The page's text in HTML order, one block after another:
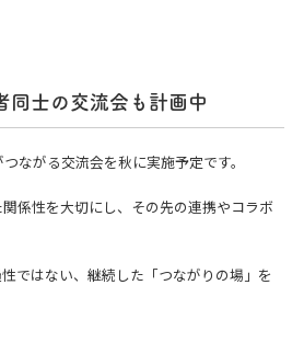
同士の交流会も計画中
ながる交流会を秋に実施予定です。
係性を大切にし、その先の連携やコラボ
ではない、継続した「つながりの場」を